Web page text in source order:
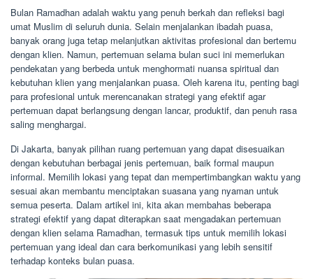
Bulan Ramadhan adalah waktu yang penuh berkah dan refleksi bagi
umat Muslim di seluruh dunia. Selain menjalankan ibadah puasa,
banyak orang juga tetap melanjutkan aktivitas profesional dan bertemu
dengan klien. Namun, pertemuan selama bulan suci ini memerlukan
pendekatan yang berbeda untuk menghormati nuansa spiritual dan
kebutuhan klien yang menjalankan puasa. Oleh karena itu, penting bagi
para profesional untuk merencanakan strategi yang efektif agar
pertemuan dapat berlangsung dengan lancar, produktif, dan penuh rasa
saling menghargai.
Di Jakarta, banyak pilihan ruang pertemuan yang dapat disesuaikan
dengan kebutuhan berbagai jenis pertemuan, baik formal maupun
informal. Memilih lokasi yang tepat dan mempertimbangkan waktu yang
sesuai akan membantu menciptakan suasana yang nyaman untuk
semua peserta. Dalam artikel ini, kita akan membahas beberapa
strategi efektif yang dapat diterapkan saat mengadakan pertemuan
dengan klien selama Ramadhan, termasuk tips untuk memilih lokasi
pertemuan yang ideal dan cara berkomunikasi yang lebih sensitif
terhadap konteks bulan puasa.